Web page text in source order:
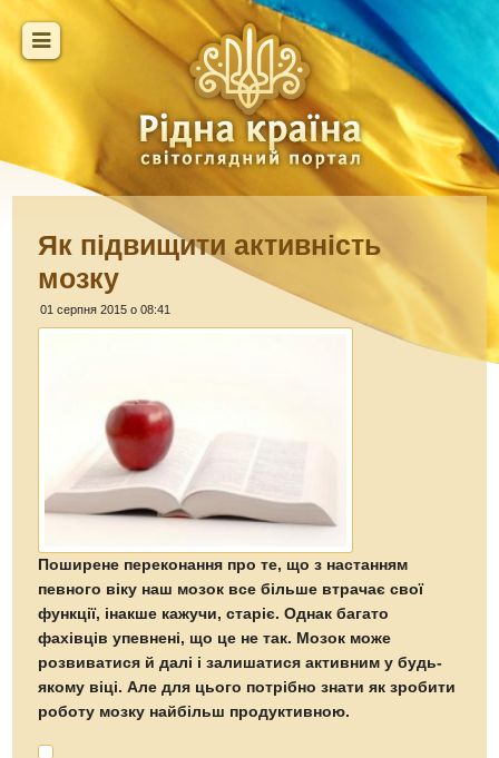
Як підвищити активність
мозку
01 серпня 2015 о 08:41
Поширене переконання про те, що з настанням
певного віку наш мозок все більше втрачає свої
функції, інакше кажучи, старіє. Однак багато
фахівців упевнені, що це не так. Мозок може
розвиватися й далі і залишатися активним у будь-
якому віці. Але для цього потрібно знати як зробити
роботу мозку найбільш продуктивною.